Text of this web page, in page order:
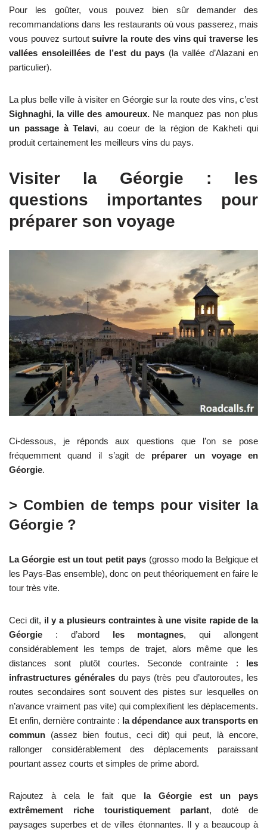
Pour les goûter, vous pouvez bien sûr demander des
recommandations dans les restaurants où vous passerez, mais
vous pouvez surtoutsuivre la route des vins qui traverse les
vallées ensoleillées de l’est du pays (la vallée d’Alazani en
particulier).
La plus belle ville à visiter en Géorgie sur la route des vins, c’est
Sighnaghi, la ville des amoureux.Ne manquez pas non plus
un passage à Telavi, au coeur de la région de Kakheti qui
produit certainement les meilleurs vins du pays.
Visiter la Géorgie : les
questions importantes pour
préparer son voyage
Ci-dessous, je réponds aux questions que l’on se pose
fréquemment quand il s’agit de préparer un voyage en
Géorgie.
> Combien de temps pour visiter la
Géorgie ?
La Géorgie est un tout petit pays (grosso modo la Belgique et
les Pays-Bas ensemble), donc on peut théoriquement en faire le
tour très vite.
Ceci dit, il y a plusieurs contraintes à une visite rapide de la
Géorgie : d’abord les montagnes, qui allongent
considérablement les temps de trajet, alors même que les
distances sont plutôt courtes. Seconde contrainte : les
infrastructures généralesdu pays (très peu d’autoroutes, les
routes secondaires sont souvent des pistes sur lesquelles on
n’avance vraiment pas vite) qui complexifient les déplacements.
Et enfin, dernière contrainte : la dépendance aux transports en
commun (assez bien foutus, ceci dit) qui peut, là encore,
rallonger considérablement des déplacements paraissant
pourtant assez courts et simples de prime abord.
Rajoutez à cela le fait que la Géorgie est un pays
extrêmement riche touristiquement parlant, doté de
paysages superbes et de villes étonnantes. Il y a beaucoup à